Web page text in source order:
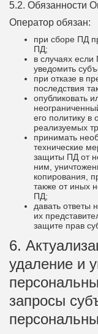
5.2. Обязанности
Оператор обязан:
при сборе ПД
ПД;
в случаях
уведомить
при отказе в
последствия
опубликовать
его политику
реализуемых
принимать
технические
защиты ПД от
ним,
копирования,
также от иных
ПД;
давать ответы
их
защите прав
6.
удаление и
запросы